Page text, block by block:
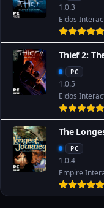
1.0.3
Eidos
Thief 2:
PC
1.0.5
Eidos
The
PC
1.0.4
Empire